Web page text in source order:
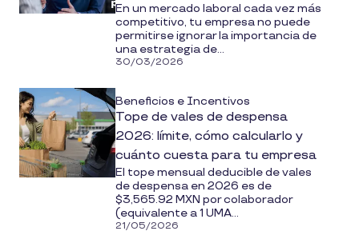
En un mercado laboral cada vez más
competitivo, tu empresa no puede
permitirse ignorar la importancia de
una estrategia de...
30/03/2026
Beneficios e Incentivos
Tope de vales de despensa
2026: límite, cómo calcularlo y
cuánto cuesta para tu empresa
El tope mensual deducible de vales
de despensa en 2026 es de
$3,565.92 MXN por colaborador
(equivalente a 1 UMA...
21/05/2026